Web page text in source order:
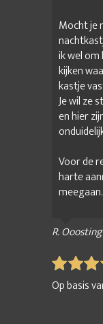
Mocht je
ik wel
kijken
kastje
Je wil ze
en hier
Voor de
harte
meegaan.
R.
Op basis